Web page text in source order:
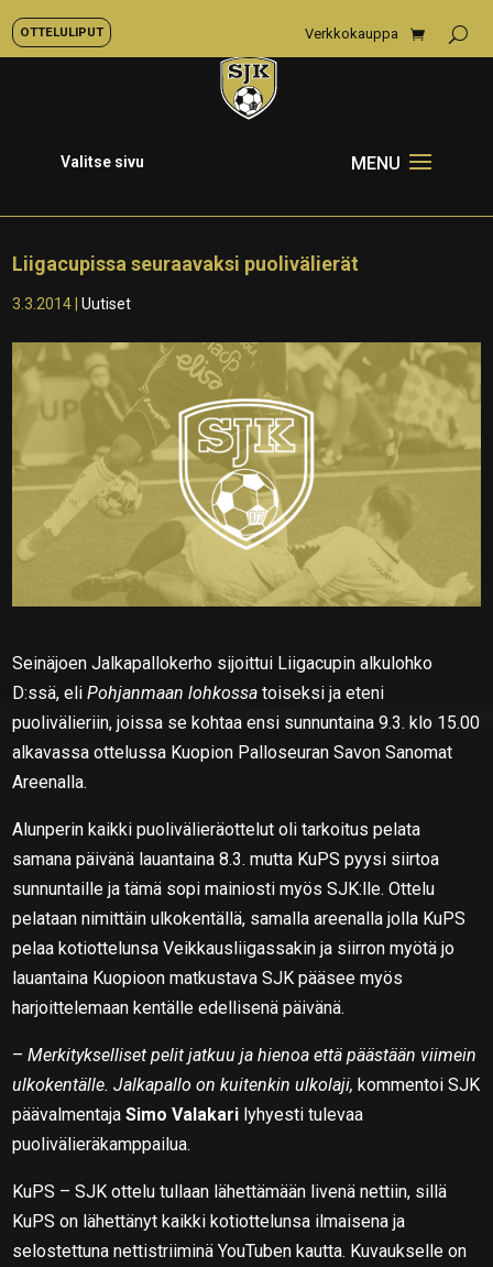
OTTELULIPUT Verkkokauppa
Valitse sivu
Liigacupissa seuraavaksi puolivälierät
3.3.2014 |Uutiset
Seinäjoen Jalkapallokerho sijoittui Liigacupin alkulohko
D:ssä, eliPohjanmaan lohkossa toiseksi ja eteni
puolivälieriin, joissa se kohtaa ensi sunnuntaina 9.3. klo 15.00
alkavassa ottelussa Kuopion Palloseuran Savon Sanomat
Areenalla.
Alunperin kaikki puolivälieräottelut oli tarkoitus pelata
samana päivänä lauantaina 8.3. mutta KuPS pyysi siirtoa
sunnuntaille ja tämä sopi mainiosti myös SJK:lle. Ottelu
pelataan nimittäin ulkokentällä, samalla areenalla jolla KuPS
pelaa kotiottelunsa Veikkausliigassakin ja siirron myötä jo
lauantaina Kuopioon matkustava SJK pääsee myös
harjoittelemaan kentälle edellisenä päivänä.
–Merkitykselliset pelit jatkuu ja hienoa että päästään viimein
ulkokentälle. Jalkapallo on kuitenkin ulkolaji, kommentoi SJK
päävalmentajaSimo Valakari lyhyesti tulevaa
puolivälieräkamppailua.
KuPS – SJK ottelu tullaan lähettämään livenä nettiin, sillä
KuPS on lähettänyt kaikki kotiottelunsa ilmaisena ja
selostettuna nettistriiminä YouTuben kautta. Kuvaukselle on